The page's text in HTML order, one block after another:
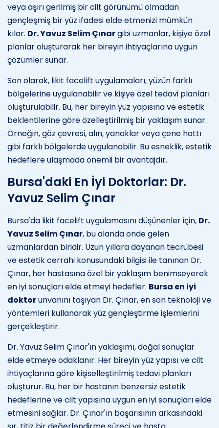
veya aşırı gerilmiş bir cilt görünümü olmadan
gençleşmiş bir yüz ifadesi elde etmenizi mümkün
kılar. Dr. Yavuz Selim Çınargibi uzmanlar, kişiye özel
planlar oluşturarak her bireyin ihtiyaçlarına uygun
çözümler sunar.
Son olarak, likit facelift uygulamaları, yüzün farklı
bölgelerine uygulanabilir ve kişiye özel tedavi planları
oluşturulabilir. Bu, her bireyin yüz yapısına ve estetik
beklentilerine göre özelleştirilmiş bir yaklaşım sunar.
Örneğin, göz çevresi, alın, yanaklar veya çene hattı
gibi farklı bölgelerde uygulanabilir. Bu esneklik, estetik
hedeflere ulaşmada önemli bir avantajdır.
Bursa'daki En İyi Doktorlar: Dr.
Yavuz Selim Çınar
Bursa'da likit facelift uygulamasını düşünenler için, Dr.
Yavuz Selim Çınar, bu alanda önde gelen
uzmanlardan biridir. Uzun yıllara dayanan tecrübesi
ve estetik cerrahi konusundaki bilgisi ile tanınan Dr.
Çınar, her hastasına özel bir yaklaşım benimseyerek
en iyi sonuçları elde etmeyi hedefler. Bursa en iyi
doktorunvanını taşıyan Dr. Çınar, en son teknoloji ve
yöntemleri kullanarak yüz gençleştirme işlemlerini
gerçekleştirir.
Dr. Yavuz Selim Çınar'ın yaklaşımı, doğal sonuçlar
elde etmeye odaklanır. Her bireyin yüz yapısı ve cilt
ihtiyaçlarına göre kişiselleştirilmiş tedavi planları
oluşturur. Bu, her bir hastanın benzersiz estetik
hedeflerine ve cilt yapısına uygun en iyi sonuçları elde
etmesini sağlar. Dr. Çınar'ın başarısının arkasındaki